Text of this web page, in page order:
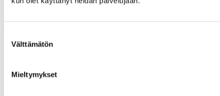
valinta
Välttämätön
Mieltymykset
puh.0400 789 481
Tukihenkilöiden tupa